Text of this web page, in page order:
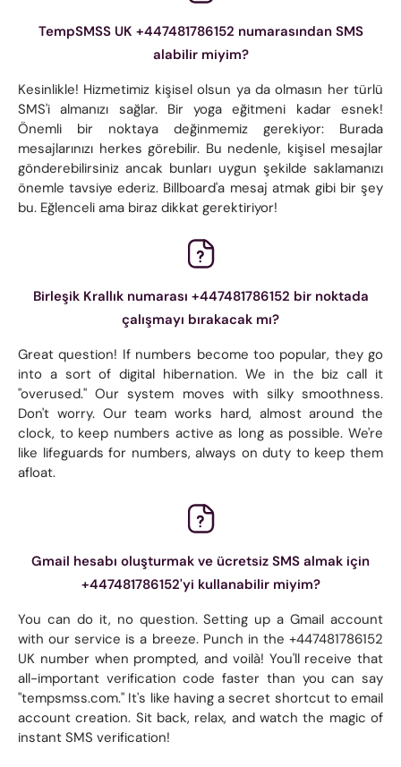
TempSMSS UK +447481786152 numarasından SMS
alabilir miyim?
Kesinlikle! Hizmetimiz kişisel olsun ya da olmasın her türlü
SMS'i almanızı sağlar. Bir yoga eğitmeni kadar esnek!
Önemli bir noktaya değinmemiz gerekiyor: Burada
mesajlarınızı herkes görebilir. Bu nedenle, kişisel mesajlar
gönderebilirsiniz ancak bunları uygun şekilde saklamanızı
önemle tavsiye ederiz. Billboard'a mesaj atmak gibi bir şey
bu. Eğlenceli ama biraz dikkat gerektiriyor!
Birleşik Krallık numarası +447481786152 bir noktada
çalışmayı bırakacak mı?
Great question! If numbers become too popular, they go
into a sort of digital hibernation. We in the biz call it
"overused." Our system moves with silky smoothness.
Don't worry. Our team works hard, almost around the
clock, to keep numbers active as long as possible. We're
like lifeguards for numbers, always on duty to keep them
afloat.
Gmail hesabı oluşturmak ve ücretsiz SMS almak için
+447481786152'yi kullanabilir miyim?
You can do it, no question. Setting up a Gmail account
with our service is a breeze. Punch in the +447481786152
UK number when prompted, and voilà! You'll receive that
all-important verification code faster than you can say
"tempsmss.com." It's like having a secret shortcut to email
account creation. Sit back, relax, and watch the magic of
instant SMS verification!